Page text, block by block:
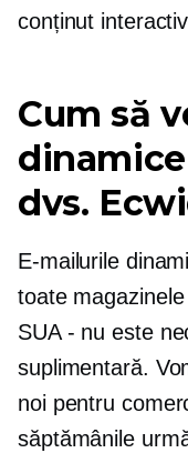
conținut
Cum să
dvs.
E-mailurile
toate
SUA - nu este
suplimentară.
noi pentru
săptămânile